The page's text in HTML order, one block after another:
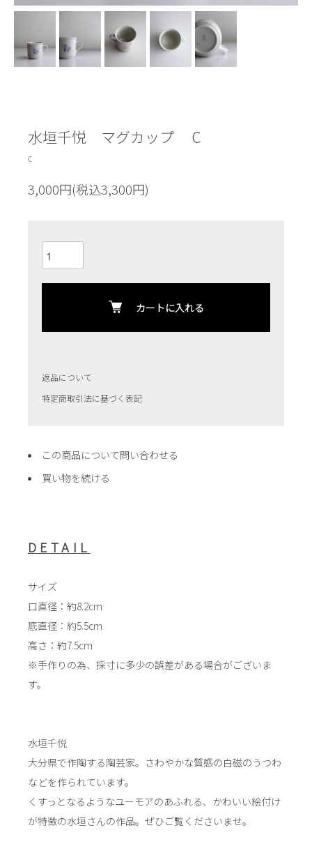
水垣千悦 マグカップ C
C
3,000円(税込3,300円)
カートに入れる
返品について
特定商取引法に基づく表記
この商品について問い合わせる
買い物を続ける
DETAIL
サイズ
口直径：約8.2cm
底直径：約5.5cm
高さ：約7.5cm
※手作りの為、採寸に多少の誤差がある場合がございま
す。
水垣千悦
大分県で作陶する陶芸家。さわやかな質感の白磁のうつわ
などを作られています。
くすっとなるようなユーモアのあふれる、かわいい絵付け
が特徴の水垣さんの作品。ぜひご覧くださいませ。